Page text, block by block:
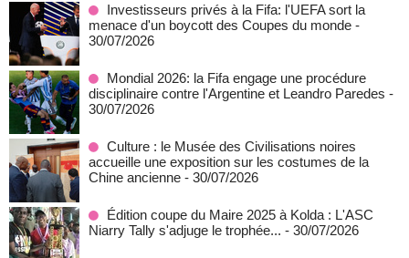
Investisseurs privés à la Fifa: l'UEFA sort la
menace d'un boycott des Coupes du monde -
30/07/2026
Mondial 2026: la Fifa engage une procédure
disciplinaire contre l'Argentine et Leandro Paredes -
30/07/2026
Culture : le Musée des Civilisations noires
accueille une exposition sur les costumes de la
Chine ancienne - 30/07/2026
Édition coupe du Maire 2025 à Kolda : L'ASC
Niarry Tally s'adjuge le trophée... - 30/07/2026